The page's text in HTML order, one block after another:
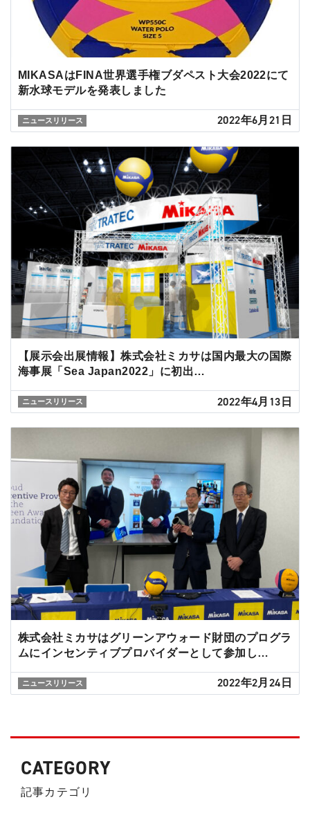
MIKASAはFINA世界選手権ブダペスト大会2022にて
新水球モデルを発表しました
ニュースリリース 2022年6月21日
【展示会出展情報】株式会社ミカサは国内最大の国際
海事展「Sea Japan2022」に初出…
ニュースリリース 2022年4月13日
株式会社ミカサはグリーンアウォード財団のプログラ
ムにインセンティブプロバイダーとして参加し…
ニュースリリース 2022年2月24日
CATEGORY
記事カテゴリ